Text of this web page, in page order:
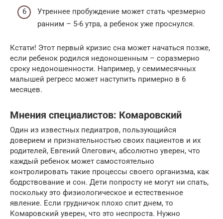
Утреннее пробуждение может стать чрезмерно
ранним – 5-6 утра, а ребенок уже проснулся.
Кстати! Этот первый кризис сна может начаться позже,
если ребенок родился недоношенным – соразмерно
сроку недоношенности. Например, у семимесячных
малышей регресс может наступить примерно в 6
месяцев.
Мнения специалистов: Комаровский
Один из известных педиатров, пользующийся
доверием и признательностью своих пациентов и их
родителей, Евгений Олегович, абсолютно уверен, что
каждый ребенок может самостоятельно
контролировать такие процессы своего организма, как
бодрствование и сон. Дети попросту не могут ни спать,
поскольку это физиологическое и естественное
явление. Если грудничок плохо спит днем, то
Комаровский уверен, что это неспроста. Нужно